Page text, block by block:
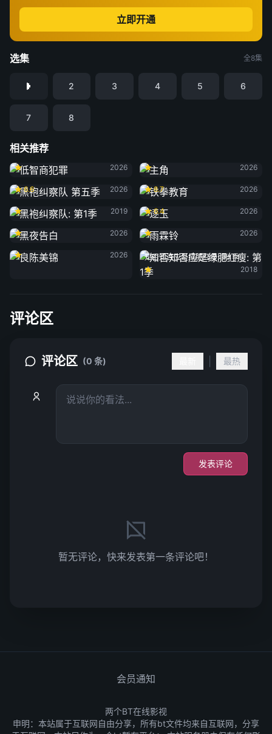
立即开通
选集 全8集
2 3 4 5 6
7 8
相关推荐
低智商犯罪
2026
2026
黑袍纠察队 第五季
6.6
2026
铁拳教育
8.7
2026
黑袍纠察队: 第1季
2019
逐玉
6.4
2026
黑夜告白
2026
雨霖铃
2026
良陈美锦
2026
知否知否应是绿肥红瘦: 第1季
2018
评论区
评论区 (0 条) 最热
发表评论
暂无评论，快来发表第一条评论吧！
会员通知
两个BT在线影视
申明：本站属于互联网自由分享，所有bt文件均来自互联网，分享